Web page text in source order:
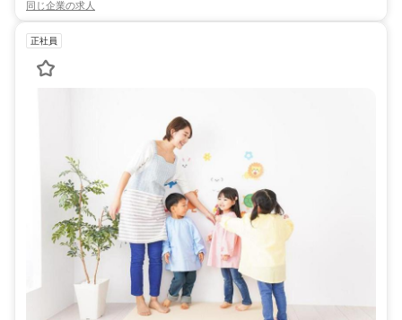
同じ企業の求人
正社員